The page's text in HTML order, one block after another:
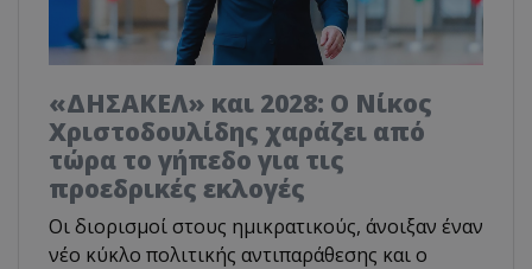
«ΔΗΣΑΚΕΛ» και 2028: Ο Νίκος
Χριστοδουλίδης χαράζει από
τώρα το γήπεδο για τις
προεδρικές εκλογές
Οι διορισμοί στους ημικρατικούς, άνοιξαν έναν
νέο κύκλο πολιτικής αντιπαράθεσης και ο